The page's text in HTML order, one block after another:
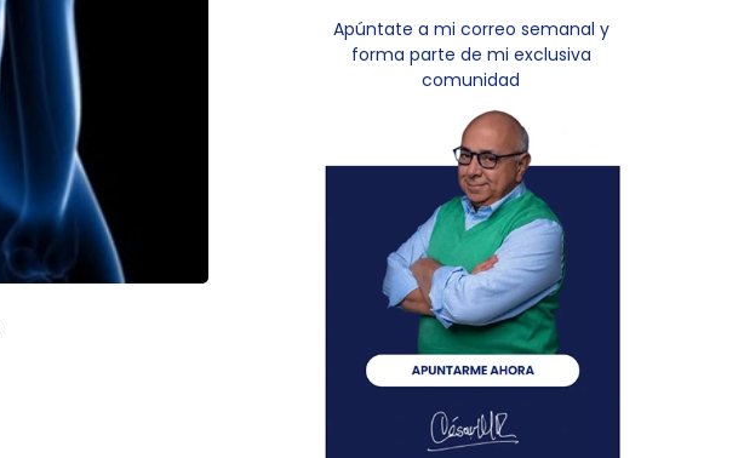
Apúntate a mi correo semanal y
forma parte de mi exclusiva
comunidad